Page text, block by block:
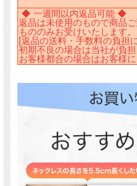
◆ 一週間以内返品可能 ◆
返品は未使用のもので商品
もののみお受けいたします。
[返品の送料・手数料の負担
初期不良の場合は当社が負担
お客様都合の場合はお客様